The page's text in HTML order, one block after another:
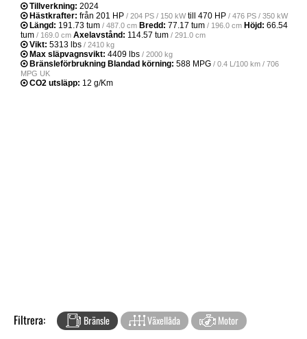
Tillverkning: 2024
Hästkrafter: från 201 HP / 204 PS / 150 kWtill 470 HP / 476 PS / 350 kW
Längd: 191.73 tum / 487.0 cm Bredd: 77.17 tum / 196.0 cm Höjd: 66.54
tum / 169.0 cm Axelavstånd: 114.57 tum / 291.0 cm
Vikt: 5313 lbs / 2410 kg
Max släpvagnsvikt: 4409 lbs / 2000 kg
Bränsleförbrukning Blandad körning: 588 MPG / 0.4 L/100 km / 706
MPG UK
CO2 utsläpp: 12 g/Km
Filtrera: Bränsle Växellåda Motor